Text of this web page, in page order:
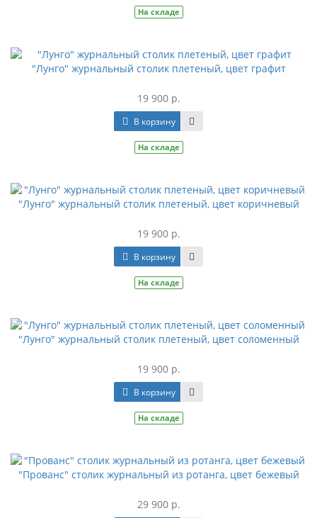
На складе
"Лунго" журнальный столик плетеный, цвет графит
19 900 р.
В корзину
На складе
"Лунго" журнальный столик плетеный, цвет коричневый
19 900 р.
В корзину
На складе
"Лунго" журнальный столик плетеный, цвет соломенный
19 900 р.
В корзину
На складе
"Прованс" столик журнальный из ротанга, цвет бежевый
29 900 р.